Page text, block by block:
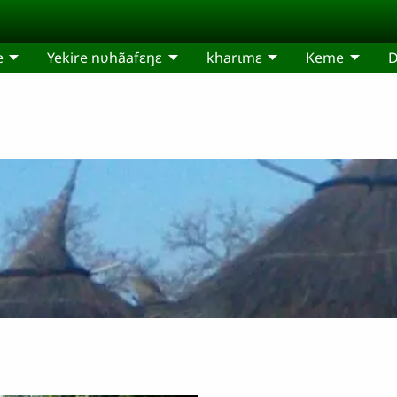
Yekire nʋhãafɛŋɛ kharɩmɛ Keme